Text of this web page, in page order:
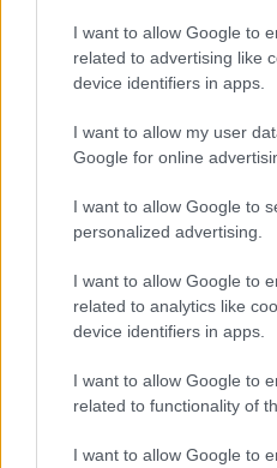
I want to allow Google to
related to advertising like
device identifiers in apps.
I want to allow my user
Google for online
I want to allow Google to
personalized advertising.
I want to allow Google to
related to analytics like
device identifiers in apps.
I want to allow Google to
related to functionality of
I want to allow Google to
Gallura
vivo: un amico vip
Calangianus,
accoglienza minori
Olbia, divieto di
esplode la protesta
Pausa caffè
soluzione ideale